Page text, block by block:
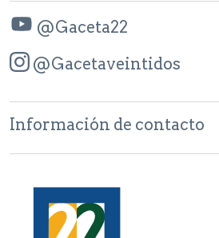
@Gaceta22
@Gacetaveintidos
Información de contacto